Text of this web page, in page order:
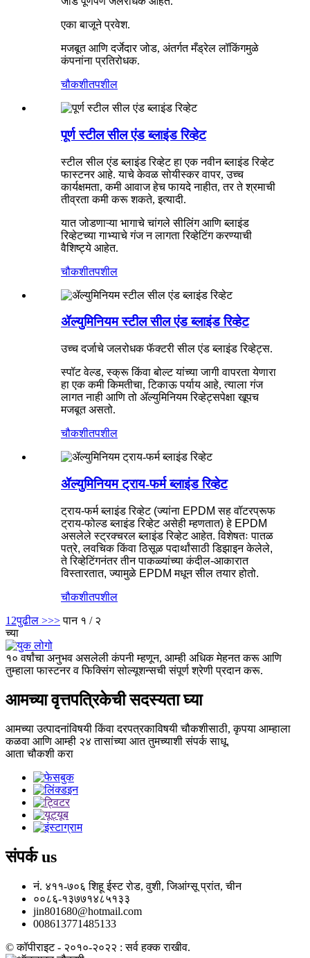
एका बाजूने प्रवेश.
मजबूत आणि दर्जेदार जोड, अंतर्गत मँड्रेल लॉकिंगमुळे
कंपनांना प्रतिरोधक.
चौकशीतपशील
पूर्ण स्टील सील एंड ब्लाइंड रिव्हेट
स्टील सील एंड ब्लाइंड रिव्हेट हा एक नवीन ब्लाइंड रिव्हेट
फास्टनर आहे. याचे केवळ सोयीस्कर वापर, उच्च
कार्यक्षमता, कमी आवाज हेच फायदे नाहीत, तर ते श्रमाची
तीव्रता कमी करू शकते, इत्यादी.
यात जोडणाऱ्या भागाचे चांगले सीलिंग आणि ब्लाइंड
रिव्हेटच्या गाभ्याचे गंज न लागता रिव्हेटिंग करण्याची
वैशिष्ट्ये आहेत.
चौकशीतपशील
ॲल्युमिनियम स्टील सील एंड ब्लाइंड रिव्हेट
उच्च दर्जाचे जलरोधक फॅक्टरी सील एंड ब्लाइंड रिव्हेट्स.
स्पॉट वेल्ड, स्क्रू किंवा बोल्ट यांच्या जागी वापरता येणारा
हा एक कमी किमतीचा, टिकाऊ पर्याय आहे, त्याला गंज
लागत नाही आणि तो ॲल्युमिनियम रिव्हेट्सपेक्षा खूपच
मजबूत असतो.
चौकशीतपशील
ॲल्युमिनियम ट्राय-फर्म ब्लाइंड रिव्हेट
ट्राय-फर्म ब्लाइंड रिव्हेट (ज्यांना EPDM सह वॉटरप्रूफ
ट्राय-फोल्ड ब्लाइंड रिव्हेट असेही म्हणतात) हे EPDM
असलेले स्ट्रक्चरल ब्लाइंड रिव्हेट आहेत. विशेषतः पातळ
पत्रे, लवचिक किंवा ठिसूळ पदार्थांसाठी डिझाइन केलेले,
ते रिव्हेटिंगनंतर तीन पाकळ्यांच्या कंदील-आकारात
विस्तारतात, ज्यामुळे EPDM मधून सील तयार होतो.
चौकशीतपशील
1 2पुढील >>> पान १ / २
च्या
१० वर्षांचा अनुभव असलेली कंपनी म्हणून, आम्ही अधिक मेहनत करू आणि
तुम्हाला फास्टनर व फिक्सिंग सोल्यूशन्सची संपूर्ण श्रेणी प्रदान करू.
आमच्या वृत्तपत्रिकेची सदस्यता घ्या
आमच्या उत्पादनांविषयी किंवा दरपत्रकाविषयी चौकशीसाठी, कृपया आम्हाला
कळवा आणि आम्ही २४ तासांच्या आत तुमच्याशी संपर्क साधू.
आता चौकशी करा
संपर्कus
नं. ४११-७०६ शिहू ईस्ट रोड, वुशी, जिआंग्सू प्रांत, चीन
००८६-१३७७१४८५१३३
jin801680@hotmail.com
008613771485133
© कॉपीराइट - २०१०-२०२२ : सर्व हक्क राखीव.